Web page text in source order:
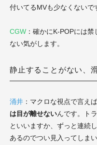
付いてるMVも少なくないで
CGW ：確かにK-POPには
ない気がします。
静止することがない、
涌井 ：マクロな視点で言え
は目が離せないんです。ト
といいますか、ずっと連続
あるのでつい見入ってしまい